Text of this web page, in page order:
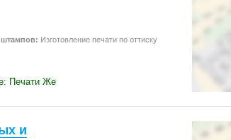
штампов: Изготовление печати по оттиску
Печати Же
и